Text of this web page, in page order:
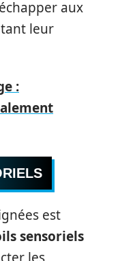
aux
leur
:
est
sensoriels